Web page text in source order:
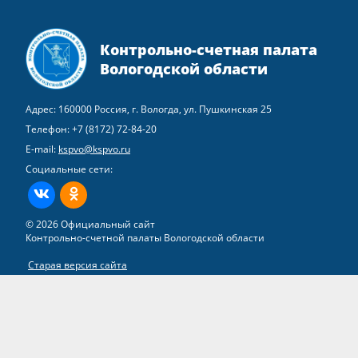
Контрольно-счетная палата
Вологодской области
Адрес: 160000 Россия, г. Вологда, ул. Пушкинская 25
Телефон:+7 (8172) 72-84-20
E-mail: kspvo@kspvo.ru
Социальные сети:
ВКонтактеОдноклассники
© 2026 Официальный сайт
Контрольно-счетной палаты Вологодской области
Старая версия сайта